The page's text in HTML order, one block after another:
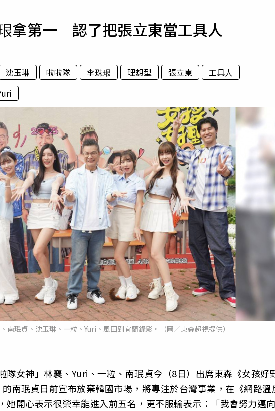
欄
勢力
運勢
梅酒
拿第一 認了把張立東當工具人
沈玉琳 啦啦隊 李珠珢 理想型 張立東
工具人
南珉貞、沈玉琳、一粒、Yuri、風田到宜蘭錄影。（圖／東森超視提供）
隊女神」林襄、Yuri、一粒、南珉貞今（8日）出席東森《女孩好
南珉貞日前宣布放棄韓國市場，將專注於台灣事業，在《網路溫
她開心表示很榮幸能進入前五名，更不服輸表示：「我會努力邁向